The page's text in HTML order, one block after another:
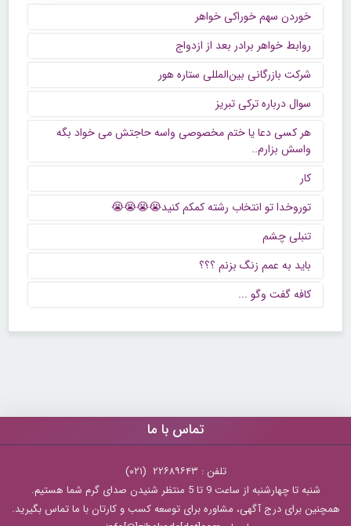
خوردن سهم خوراکی خواهر
روابط خواهر برادر بعد از ازدواج
شرکت بازرگانی بین‌المللی ستاره هور
سوال درباره ترکی تبریز
هر کسی دعا یا ختم مخصوصی واسه حاجتش می خواد بگه
واسش بزارم..
کار
توروخدا تو انتخاب رشته کمکم کنید😭😭😭😭
تنبلی چشم
باید به عمم زنگ بزنم ؟؟؟
كافه گفت وگو ...
تماس با ما
تلفن : ۲۲۶۸۹۶۴۳ (۰۲۱)
شنبه تا چهارشنبه از ساعت 9 تا 5 منتظر شنیدن صدای گرم شما هستیم.
همچنین برای درج آگهی، مشاوره برای توسعه کسب و کارتان با ما تماس بگیرید.